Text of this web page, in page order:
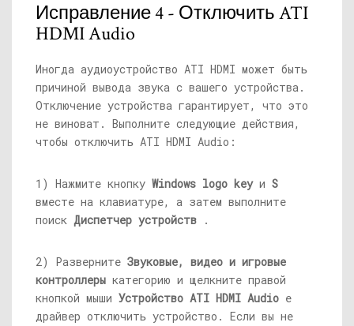
Исправление 4 - Отключить ATI
HDMI Audio
Иногда аудиоустройство ATI HDMI может быть
причиной вывода звука с вашего устройства.
Отключение устройства гарантирует, что это
не виноват. Выполните следующие действия,
чтобы отключить ATI HDMI Audio:
1) Нажмите кнопку Windows logo keyи S
вместе на клавиатуре, а затем выполните
поиск Диспетчер устройств .
2) Разверните Звуковые, видео и игровые
контроллеры категорию и щелкните правой
кнопкой мыши Устройство ATI HDMI Audio e
драйвер отключить устройство. Если вы не